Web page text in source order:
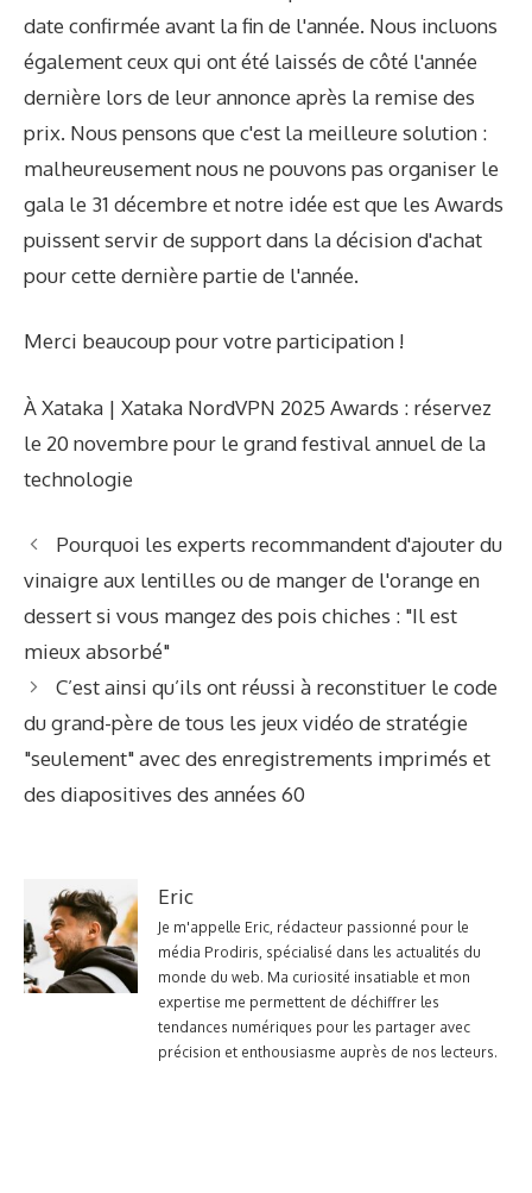
date confirmée avant la fin de l'année. Nous incluons
également ceux qui ont été laissés de côté l'année
dernière lors de leur annonce après la remise des
prix. Nous pensons que c'est la meilleure solution :
malheureusement nous ne pouvons pas organiser le
gala le 31 décembre et notre idée est que les Awards
puissent servir de support dans la décision d'achat
pour cette dernière partie de l'année.
Merci beaucoup pour votre participation !
À Xataka | Xataka NordVPN 2025 Awards : réservez
le 20 novembre pour le grand festival annuel de la
technologie
Pourquoi les experts recommandent d'ajouter du
vinaigre aux lentilles ou de manger de l'orange en
dessert si vous mangez des pois chiches : "Il est
mieux absorbé"
C’est ainsi qu’ils ont réussi à reconstituer le code
du grand-père de tous les jeux vidéo de stratégie
"seulement" avec des enregistrements imprimés et
des diapositives des années 60
Eric
Je m'appelle Eric, rédacteur passionné pour le
média Prodiris, spécialisé dans les actualités du
monde du web. Ma curiosité insatiable et mon
expertise me permettent de déchiffrer les
tendances numériques pour les partager avec
précision et enthousiasme auprès de nos lecteurs.